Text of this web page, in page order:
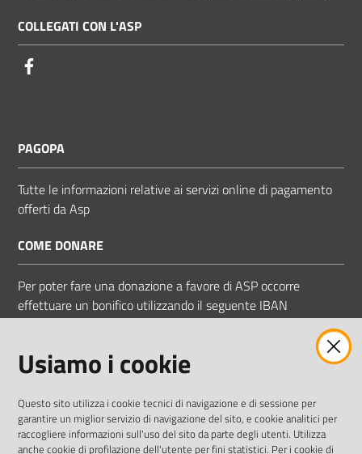
COLLEGATI CON L'ASP
PAGOPA
Tutte le informazioni relative ai servizi online di pagamento
offerti da Asp
COME DONARE
Per poter fare una donazione a favore di ASP occorre
effettuare un bonifico utilizzando il seguente IBAN
Intestato ad ASP COMUNI MODENESI AREA NORD
Usiamo i cookie
Questo sito utilizza i cookie tecnici di navigazione e di sessione per
garantire un miglior servizio di navigazione del sito, e cookie analitici per
raccogliere informazioni sull'uso del sito da parte degli utenti. Utilizza
anche cookie di profilazione dell'utente per fini statistici. Per i cookie di